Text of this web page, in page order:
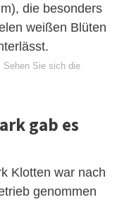
die besonders
weißen Blüten
Sehen Sie sich die
gab es
Klotten war nach
genommen